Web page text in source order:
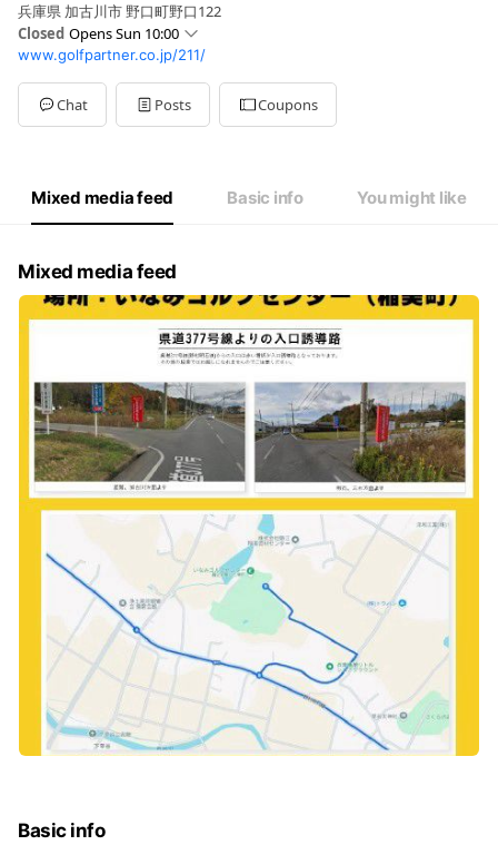
兵庫県 加古川市 野口町野口122
Closed Opens Sun 10:00
Sun10:00 - 20:00
Mon10:00 - 20:00
Tue10:00 - 20:00
Wed10:00 - 20:00
10:00 - 20:00
www.golfpartner.co.jp/211/
Chat Posts Coupons
Mixed media feed Basic info You might like
Mixed media feed
Basic info